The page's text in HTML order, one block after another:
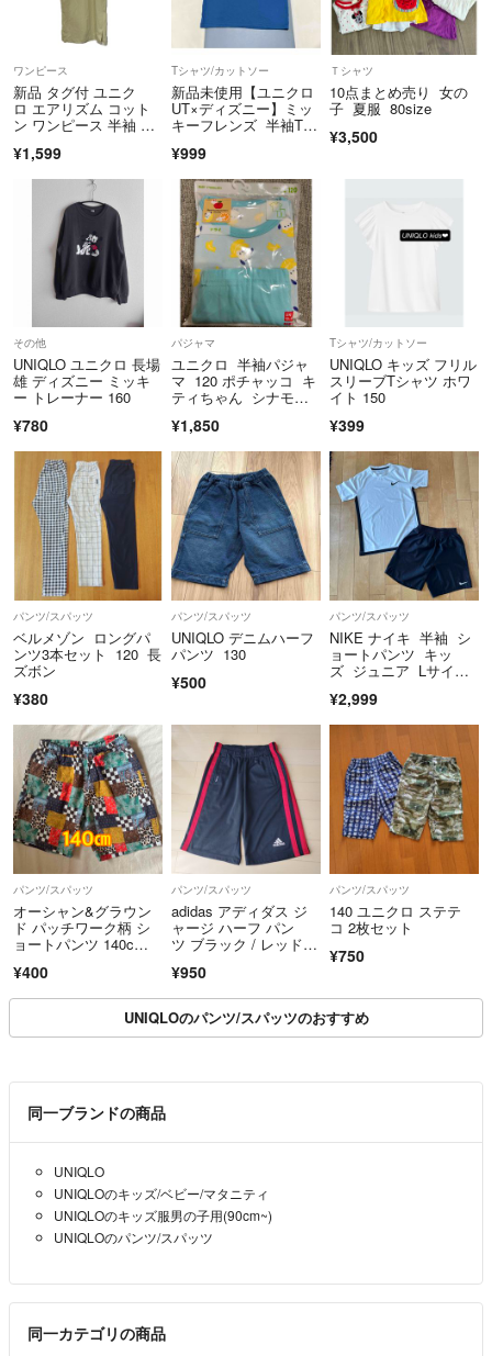
せていただきます。配送は基本ラクマパックにしておりますのでそちら
の規定にて取扱させていただいております 配送の仕方にご希望がある
場合、料金上乗せにはなりますがご購入前にご相談ください。
◎最後に一部の商品は他のサイトでも出品しております。
また他のサイトで売れた場合予告なく取り下げますので予めご了承くだ
さい。
ワンピース
新品 タグ付 ユニク
ロ エアリズム コット
ン ワンピース 半袖 13
¥1,599
Tシャツ/カットソー
新品未使用【ユニクロ
UT×ディズニー】ミッ
キーフレンズ 半袖Tシ
¥999
Ｔシャツ
10点まとめ売り 女の
子 夏服 80size
¥3,500
その他
UNIQLO ユニクロ 長場
雄 ディズニー ミッキ
ー トレーナー 160
¥780
パジャマ
ユニクロ 半袖パジャ
マ 120 ポチャッコ キ
ティちゃん シナモロ
ズ ユニクロパジャ
マ サンリオ
¥1,850
Tシャツ/カットソー
UNIQLO キッズ フリル
スリーブTシャツ ホワ
イト 150
¥399
パンツ/スパッツ
ベルメゾン ロングパ
ンツ3本セット 120 長
ズボン
¥380
パンツ/スパッツ
UNIQLO デニムハーフ
パンツ 130
¥500
パンツ/スパッツ
NIKE ナイキ 半袖 シ
ョートパンツ キッ
ズ ジュニア Lサイ
¥2,999
パンツ/スパッツ
オーシャン&グラウン
ド パッチワーク柄 シ
ョートパンツ 140c
🌈🐯✨
¥400
パンツ/スパッツ
adidas アディダス ジ
ャージ ハーフ パン
ツ ブラック / レッド 1
¥950
パンツ/スパッツ
140 ユニクロ ステテ
コ 2枚セット
¥750
UNIQLOのパンツ/スパッツのおすすめ
同一ブランドの商品
UNIQLO
UNIQLOのキッズ/ベビー/マタニティ
UNIQLOのキッズ服男の子用(90cm~)
UNIQLOのパンツ/スパッツ
同一カテゴリの商品